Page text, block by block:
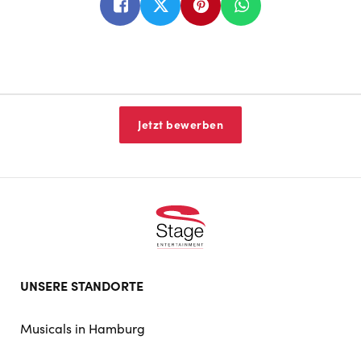
Jetzt bewerben
doormat
UNSERE STANDORTE
Musicals in Hamburg